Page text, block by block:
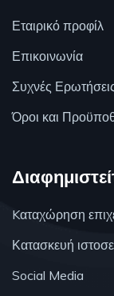
Εταιρικό προφίλ
Επικοινωνία
Συχνές
Όροι και
Kαταχώρηση
Κατασκευή
Social Media